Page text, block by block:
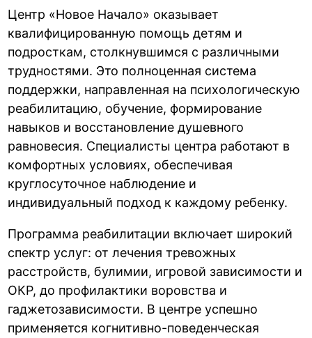
Центр «Новое Начало» оказывает
квалифицированную помощь детям и
подросткам, столкнувшимся с различными
трудностями. Это полноценная система
поддержки, направленная на психологическую
реабилитацию, обучение, формирование
навыков и восстановление душевного
равновесия. Специалисты центра работают в
комфортных условиях, обеспечивая
круглосуточное наблюдение и
индивидуальный подход к каждому ребенку.
Программа реабилитации включает широкий
спектр услуг: от лечения тревожных
расстройств, булимии, игровой зависимости и
ОКР, до профилактики воровства и
гаджетозависимости. В центре успешно
применяется когнитивно-поведенческая